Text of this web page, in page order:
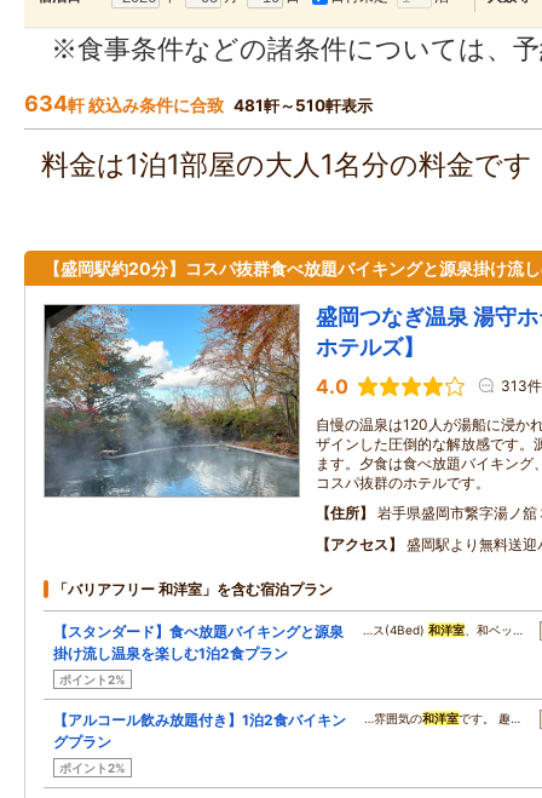
※食事条件などの諸条件については、
634軒 絞込み条件に合致 481軒～510軒表示
料金は1泊1部屋の大人1名分の料金で
【盛岡駅約20分】コスパ抜群食べ放題バイキングと源泉掛け流
盛岡つなぎ温泉 湯守
ホテルズ】
4.0 313件
自慢の温泉は120人が湯船に浸か
ザインした圧倒的な解放感です。
ます。夕食は食べ放題バイキング
コスパ抜群のホテルです。
住所
岩手県盛岡市繋字湯ノ舘
アクセス
盛岡駅より無料送
「バリアフリー 和洋室」を含む宿泊プラン
【スタンダード】食べ放題バイキングと源泉
掛け流し温泉を楽しむ1泊2食プラン
ポイント2%
…ス(4Bed) 和洋室 、和ベッ…
【アルコール飲み放題付き】1泊2食バイキン
グプラン
ポイント2%
…雰囲気の和洋室です。 趣…